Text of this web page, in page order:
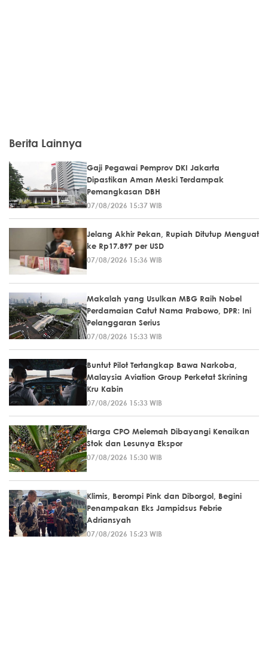
Berita Lainnya
Gaji Pegawai Pemprov DKI Jakarta
Dipastikan Aman Meski Terdampak
Pemangkasan DBH
07/08/2026 15:37 WIB
Jelang Akhir Pekan, Rupiah Ditutup Menguat
ke Rp17.897 per USD
07/08/2026 15:36 WIB
Makalah yang Usulkan MBG Raih Nobel
Perdamaian Catut Nama Prabowo, DPR: Ini
Pelanggaran Serius
07/08/2026 15:33 WIB
Buntut Pilot Tertangkap Bawa Narkoba,
Malaysia Aviation Group Perketat Skrining
Kru Kabin
07/08/2026 15:33 WIB
Harga CPO Melemah Dibayangi Kenaikan
Stok dan Lesunya Ekspor
07/08/2026 15:30 WIB
Klimis, Berompi Pink dan Diborgol, Begini
Penampakan Eks Jampidsus Febrie
Adriansyah
07/08/2026 15:23 WIB